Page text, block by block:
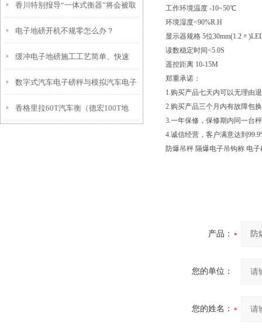
香川特别报导“一体式衡器”将会被取
代
电子地磅开机不规零怎么办？
缓冲电子地磅施工工艺简单、快速
数字式汽车电子磅秤与模拟汽车电子
磅工作原理区别
香格里拉60T汽车衡（德宏100T地
工作环境温度 -10~50℃
环境湿度<90%R.H
显示器规格 5位30mm(1.2〃
读数稳定时间<5.0S
遥控距离 10-15M
郑重承诺：
1.购买产品七天内可以无理由
2.购买产品三个月内有故障包
3.一年保修，保修期内同一台
4.诚信经营，客户满意达到
防爆吊秤 隔爆电子吊钩称 电
产品：
您的单位：
您的姓名：